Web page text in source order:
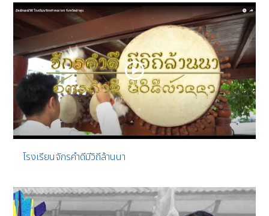
โรงเรียนจักรคำดีมีวิถีล้านนา